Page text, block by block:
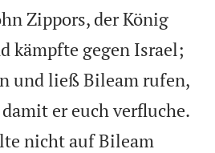
Zippors, der König
kämpfte gegen Israel;
und ließ Bileam rufen,
er euch verfluche.
nicht auf Bileam